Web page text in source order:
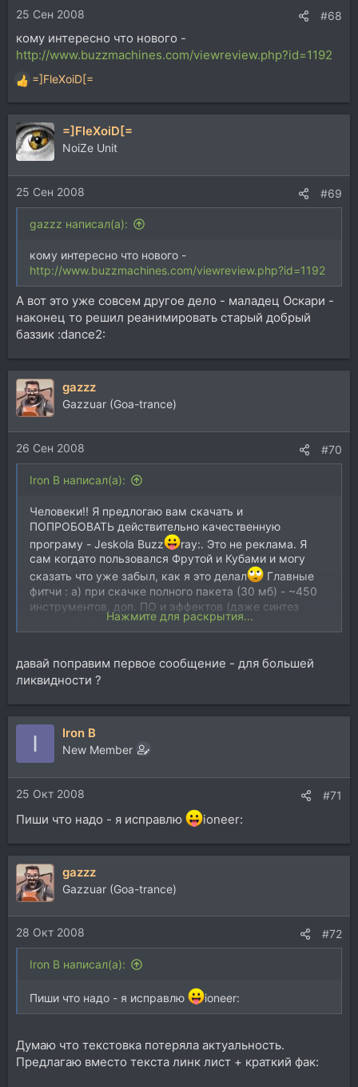
25 Сен 2008 #68
кому интересно что нового -
http://www.buzzmachines.com/viewreview.php?id=1192
Р
е
а
к
ц
и
и
:
=]FleXoiD[=
=]FleXoiD[=
NoiZe Unit
25 Сен 2008 #69
gazzz написал(а):
кому интересно что нового -
http://www.buzzmachines.com/viewreview.php?id=1192
А вот это уже совсем другое дело - маладец Оскари -
наконец то решил реанимировать старый добрый
баззик :dance2:
gazzz
Gazzuar (Goa-trance)
26 Сен 2008 #70
Iron B написал(а):
Человеки!! Я предлогаю вам скачать и
ПОПРОБОВАТЬ действительно качественную
програму - Jeskola Buzz
ray:. Это не реклама. Я
сам когдато пользовался Фрутой и Кубами и могу
сказать что уже забыл, как я это делал
Главные
фитчи : а) при скачке полного пакета (30 мб) - ~450
инструментов, доп. ПО и эффектов (даже синтез
киков); б) Поначалу очень странный но
действительно интуитивный интерфейс (читать
минимальная.
!качество звука - любое!
б) все параметры (кроме ноты и триггера) в
16разрядном HEX режиме, что на самом деле удобно
и преодолимо.
преодолима
http://avdl1064.oli.tudelft.nl/buzzmachine...ack_Feb200
А если есть вопросы, достижения - давайте это
обсудим, здесь.:umnik:
Всем респект и удачного програмирования музыки
Нажмите для раскрытия...
давай поправим первое сообщение - для большей
ликвидности ?
I Iron B
New Member
25 Окт 2008 #71
Пиши что надо - я исправлю ioneer:
gazzz
Gazzuar (Goa-trance)
28 Окт 2008 #72
Iron B написал(а):
Пиши что надо - я исправлю ioneer:
Думаю что текстовка потеряла актуальность.
Предлагаю вместо текста линк лист + краткий фак: